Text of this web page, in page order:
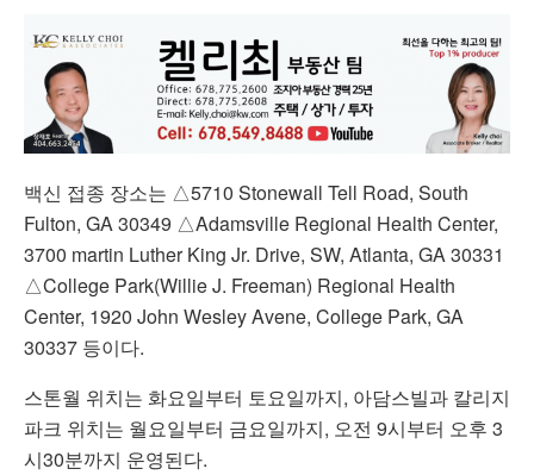
백신 접종 장소는 △5710 Stonewall Tell Road, South
Fulton, GA 30349 △Adamsville Regional Health Center,
3700 martin Luther King Jr. Drive, SW, Atlanta, GA 30331
△College Park(Willie J. Freeman) Regional Health
Center, 1920 John Wesley Avene, College Park, GA
30337 등이다.
스톤월 위치는 화요일부터 토요일까지, 아담스빌과 칼리지
파크 위치는 월요일부터 금요일까지, 오전 9시부터 오후 3
시30분까지 운영된다.